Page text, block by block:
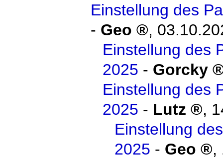
Einstellung des
- Geo ,
Einstellung des
2025 - Gorcky
Einstellung des
2025 - Lutz ,
Einstellung
2025 - Geo ,